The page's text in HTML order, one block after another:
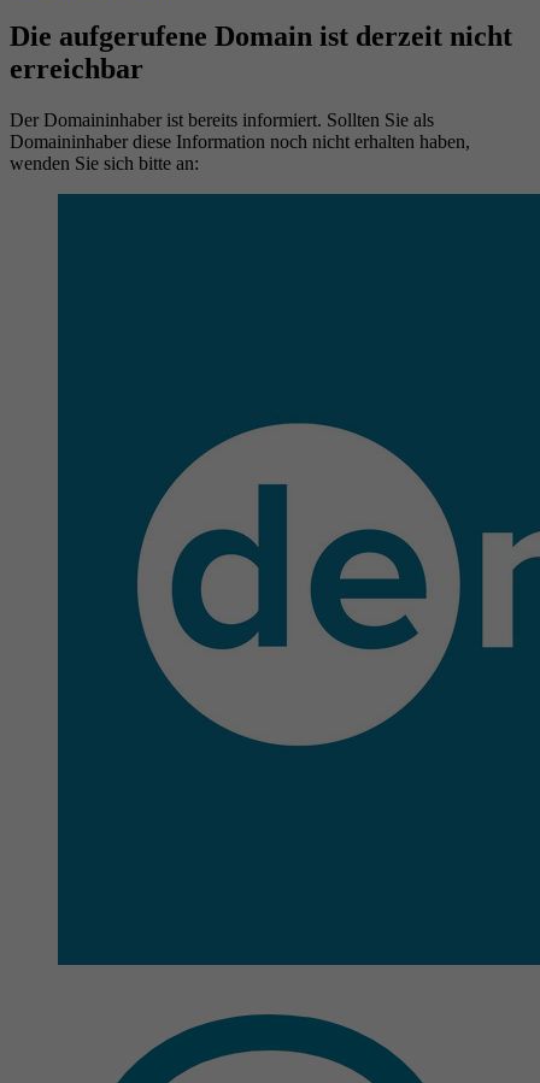
Die aufgerufene Domain ist derzeit nicht
erreichbar
Der Domaininhaber ist bereits informiert. Sollten Sie als
Domaininhaber diese Information noch nicht erhalten haben,
wenden Sie sich bitte an: